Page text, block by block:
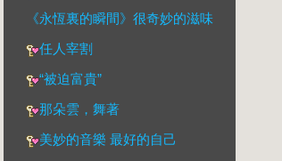
《永恆裏的瞬間》很奇妙的滋味
任人宰割
“被迫富貴”
那朵雲，舞著
美妙的音樂 最好的自己